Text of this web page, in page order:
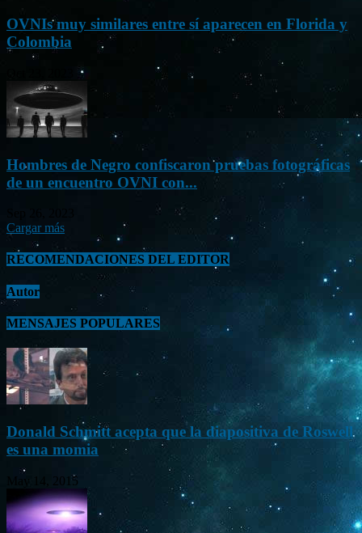
OVNIs muy similares entre sí aparecen en Florida y
Colombia
Hombres de Negro confiscaron pruebas fotográficas
de un encuentro OVNI con...
Cargar más
RECOMENDACIONES DEL EDITOR
Autor
MENSAJES POPULARES
Donald Schmitt acepta que la diapositiva de Roswell
es una momia
May 14, 2015